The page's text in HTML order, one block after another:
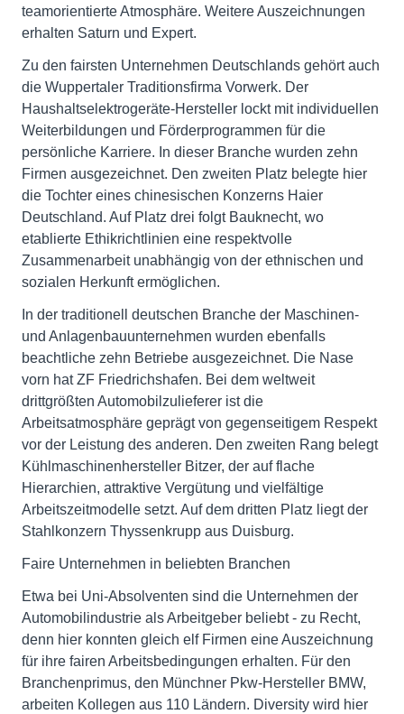
teamorientierte Atmosphäre. Weitere Auszeichnungen
erhalten Saturn und Expert.
Zu den fairsten Unternehmen Deutschlands gehört auch
die Wuppertaler Traditionsfirma Vorwerk. Der
Haushaltselektrogeräte-Hersteller lockt mit individuellen
Weiterbildungen und Förderprogrammen für die
persönliche Karriere. In dieser Branche wurden zehn
Firmen ausgezeichnet. Den zweiten Platz belegte hier
die Tochter eines chinesischen Konzerns Haier
Deutschland. Auf Platz drei folgt Bauknecht, wo
etablierte Ethikrichtlinien eine respektvolle
Zusammenarbeit unabhängig von der ethnischen und
sozialen Herkunft ermöglichen.
In der traditionell deutschen Branche der Maschinen-
und Anlagenbauunternehmen wurden ebenfalls
beachtliche zehn Betriebe ausgezeichnet. Die Nase
vorn hat ZF Friedrichshafen. Bei dem weltweit
drittgrößten Automobilzulieferer ist die
Arbeitsatmosphäre geprägt von gegenseitigem Respekt
vor der Leistung des anderen. Den zweiten Rang belegt
Kühlmaschinenhersteller Bitzer, der auf flache
Hierarchien, attraktive Vergütung und vielfältige
Arbeitszeitmodelle setzt. Auf dem dritten Platz liegt der
Stahlkonzern Thyssenkrupp aus Duisburg.
Faire Unternehmen in beliebten Branchen
Etwa bei Uni-Absolventen sind die Unternehmen der
Automobilindustrie als Arbeitgeber beliebt - zu Recht,
denn hier konnten gleich elf Firmen eine Auszeichnung
für ihre fairen Arbeitsbedingungen erhalten. Für den
Branchenprimus, den Münchner Pkw-Hersteller BMW,
arbeiten Kollegen aus 110 Ländern. Diversity wird hier